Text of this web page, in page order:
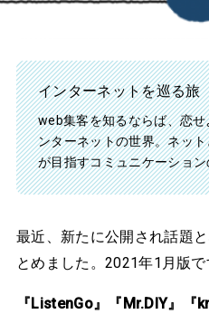
インターネットを巡る旅
web集客を知るならば、恋
ンターネットの世界。ネッ
が目指すコミュニケーショ
最近、新たに公開され話題
とめました。2021年1月版で
『ListenGo』『Mr.DIY』『